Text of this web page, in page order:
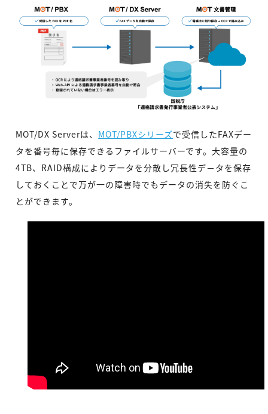
MOT/DX Serverは、 MOT/PBXシリーズで受信したFAXデー
タを番号毎に保存できるファイルサーバーです。大容量の
4TB、RAID構成によりデータを分散し冗長性デ－タを保存
しておくことで万が一の障害時でもデータの消失を防ぐこ
とができます。